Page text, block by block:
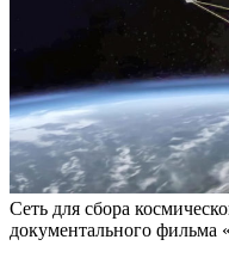
Сеть для сбора
документального фильма